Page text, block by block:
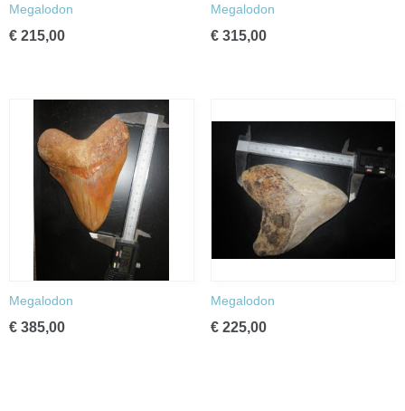
Megalodon
€ 215,00
Megalodon
€ 315,00
Megalodon
€ 385,00
Megalodon
€ 225,00